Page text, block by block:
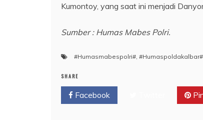
Kumontoy, yang saat ini menjadi
Sumber : Humas Mabes Polri.
#Humasmabespolri# #Humaspoldakalbar#
SHARE
Facebook